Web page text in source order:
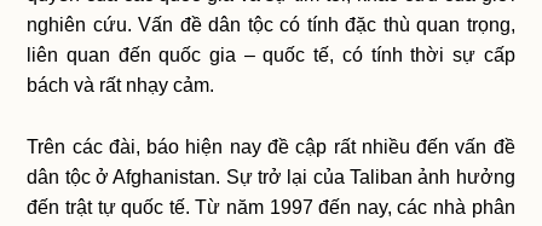
nghiên cứu. Vấn đề dân tộc có tính đặc thù quan trọng,
liên quan đến quốc gia – quốc tế, có tính thời sự cấp
bách và rất nhạy cảm.
Trên các đài, báo hiện nay đề cập rất nhiều đến vấn đề
dân tộc ở Afghanistan. Sự trở lại của Taliban ảnh hưởng
đến trật tự quốc tế. Từ năm 1997 đến nay, các nhà phân